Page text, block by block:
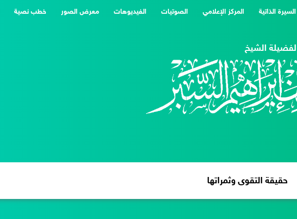
السيرة الذاتية المركز الإعلامي الصوتيات الفيديوهات معرض الصور خطب نصية
الشيخ
شدة الحر عبرة وعظة